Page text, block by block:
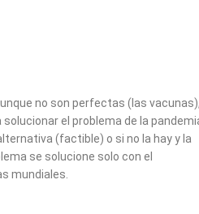
no son perfectas (las
el problema de la
(factible) o si no la hay y la
se solucione solo con el
mundiales.